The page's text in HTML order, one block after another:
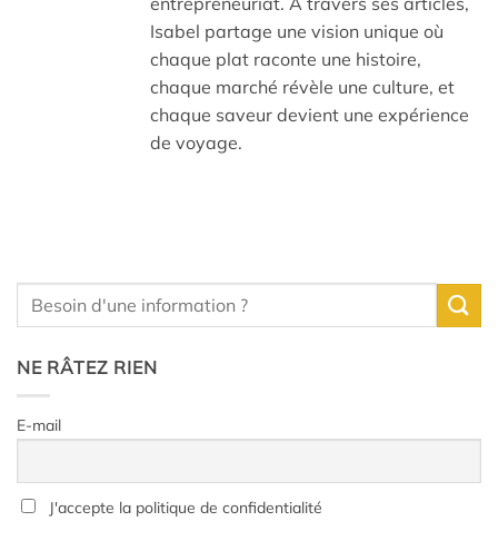
Isabel partage une vision unique où
chaque plat raconte une histoire,
chaque marché révèle une culture, et
chaque saveur devient une expérience
de voyage.
NE RÂTEZ RIEN
E-mail
J'accepte la politique de confidentialité